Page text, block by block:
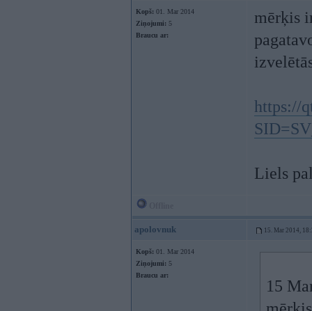
Kopš: 01. Mar 2014
Ziņojumi: 5
Braucu ar:
mērķis
https://
Liels
apolovnuk 15. Mar 2014,
Kopš: 01. Mar 2014
Ziņojumi: 5
Braucu ar:
15